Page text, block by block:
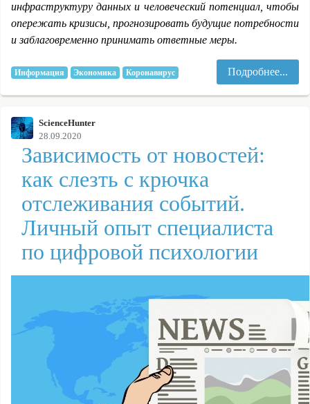
инфраструктуру данных и человеческий потенциал, чтобы
опережать кризисы, прогнозировать будущие потребности
и заблаговременно принимать ответные меры.
Информация Экономика Коронавирус Подробнее...
ScienceHunter
28.09.2020
Зависимость от новостей:
как слезть с крючка
отслеживания событий.
Личный опыт специалиста
по цифровой психологии